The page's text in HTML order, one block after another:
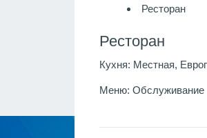
Ресторан
Ресторан
Кухня: Местная,
Меню: Обслуживание